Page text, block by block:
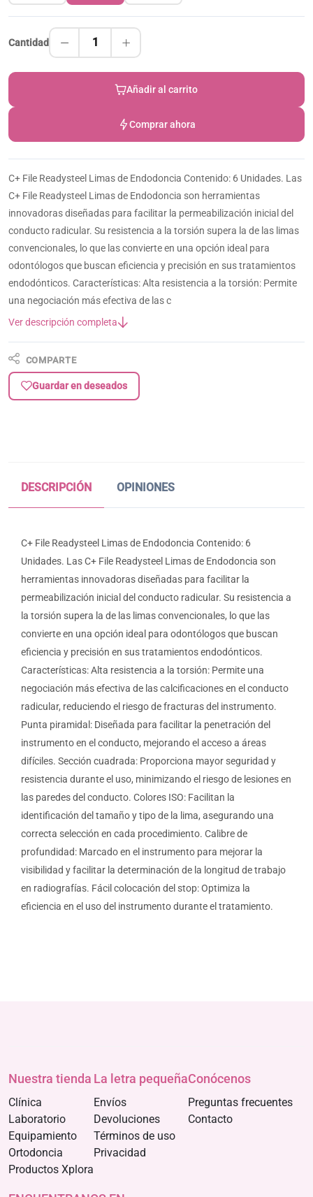
Cantidad 1
Añadir al carrito
Comprar ahora
C+ File Readysteel Limas de Endodoncia Contenido: 6 Unidades. Las
C+ File Readysteel Limas de Endodoncia son herramientas
innovadoras diseñadas para facilitar la permeabilización inicial del
conducto radicular. Su resistencia a la torsión supera la de las limas
convencionales, lo que las convierte en una opción ideal para
odontólogos que buscan eficiencia y precisión en sus tratamientos
endodónticos. Características: Alta resistencia a la torsión: Permite
una negociación más efectiva de las c
Ver descripción completa
COMPARTE
Guardar en deseados
DESCRIPCIÓN OPINIONES
C+ File Readysteel Limas de Endodoncia Contenido: 6
Unidades. Las C+ File Readysteel Limas de Endodoncia son
herramientas innovadoras diseñadas para facilitar la
permeabilización inicial del conducto radicular. Su resistencia a
la torsión supera la de las limas convencionales, lo que las
convierte en una opción ideal para odontólogos que buscan
eficiencia y precisión en sus tratamientos endodónticos.
Características: Alta resistencia a la torsión: Permite una
negociación más efectiva de las calcificaciones en el conducto
radicular, reduciendo el riesgo de fracturas del instrumento.
Punta piramidal: Diseñada para facilitar la penetración del
instrumento en el conducto, mejorando el acceso a áreas
difíciles. Sección cuadrada: Proporciona mayor seguridad y
resistencia durante el uso, minimizando el riesgo de lesiones en
las paredes del conducto. Colores ISO: Facilitan la
identificación del tamaño y tipo de la lima, asegurando una
correcta selección en cada procedimiento. Calibre de
profundidad: Marcado en el instrumento para mejorar la
visibilidad y facilitar la determinación de la longitud de trabajo
en radiografías. Fácil colocación del stop: Optimiza la
eficiencia en el uso del instrumento durante el tratamiento.
Nuestra tienda
Clínica
Laboratorio
Equipamiento
Ortodoncia
Productos Xplora
La letra pequeña
Envíos
Devoluciones
Términos de uso
Privacidad
Conócenos
Preguntas frecuentes
Contacto